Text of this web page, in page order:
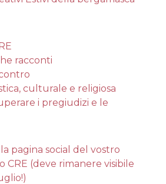
racconti
culturale e religiosa
i pregiudizi e le
pagina social del vostro
CRE (deve rimanere visibile